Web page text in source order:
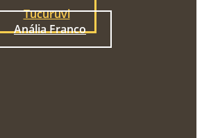
Tucuruvi
Anália Franco